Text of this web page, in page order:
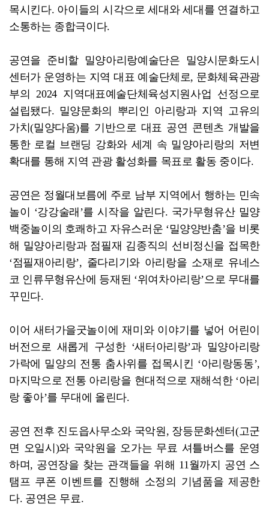
목시킨다. 아이들의 시각으로 세대와 세대를 연결하고
소통하는 종합극이다.
공연을 준비할 밀양아리랑예술단은 밀양시문화도시
센터가 운영하는 지역 대표 예술단체로, 문화체육관광
부의 2024 지역대표예술단체육성지원사업 선정으로
설립됐다. 밀양문화의 뿌리인 아리랑과 지역 고유의
가치(밀양다움)를 기반으로 대표 공연 콘텐츠 개발을
통한 로컬 브랜딩 강화와 세계 속 밀양아리랑의 저변
확대를 통해 지역 관광 활성화를 목표로 활동 중이다.
공연은 정월대보름에 주로 남부 지역에서 행하는 민속
놀이 ‘강강술래’를 시작을 알린다. 국가무형유산 밀양
백중놀이의 호쾌하고 자유스러운 ‘밀양양반춤’을 비롯
해 밀양아리랑과 점필재 김종직의 선비정신을 접목한
‘점필재아리랑’, 줄다리기와 아리랑을 소재로 유네스
코 인류무형유산에 등재된 ‘위여차아리랑’으로 무대를
꾸민다.
이어 새터가을굿놀이에 재미와 이야기를 넣어 어린이
버전으로 새롭게 구성한 ‘새터아리랑’과 밀양아리랑
가락에 밀양의 전통 춤사위를 접목시킨 ‘아리랑동동’,
마지막으로 전통 아리랑을 현대적으로 재해석한 ‘아리
랑 좋아’를 무대에 올린다.
공연 전후 진도읍사무소와 국악원, 장등문화센터(고군
면 오일시)와 국악원을 오가는 무료 셔틀버스를 운영
하며, 공연장을 찾는 관객들을 위해 11월까지 공연 스
탬프 쿠폰 이벤트를 진행해 소정의 기념품을 제공한
다. 공연은 무료.